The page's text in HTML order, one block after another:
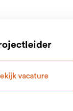
vacature